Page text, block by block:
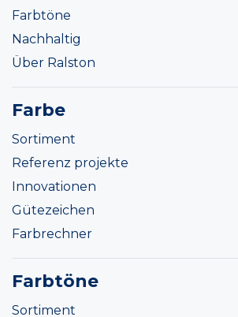
Farbtöne
Nachhaltig
Über Ralston
Farbe
Sortiment
Referenz projekte
Innovationen
Gütezeichen
Farbrechner
Farbtöne
Sortiment